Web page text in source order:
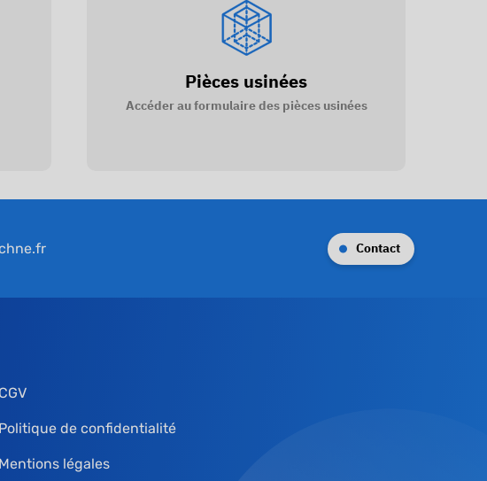
Pièces usinées
Accéder au formulaire des pièces usinées
Contact
CGV
Politique de confidentialité
Mentions légales